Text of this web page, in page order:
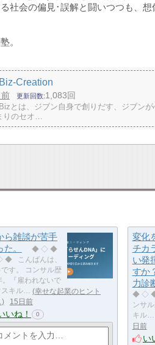
社会の偏見･誤解と闘いつつも、想
。
Creation
更新回数 1,083回
とは、ジブン自身で創りだす、ジブンが
りのセオ…
ら雑談が苦手
た。
◆ ◇ ◆
こんばんは、
です。 コンサル歴
。『雇われないで
スキル…
幸せな起業のヒント
15日前
いね！ 0
変化
チカ
い発
すか
力診
◆ ◇ ◆
ンサ
キル…
日前
い